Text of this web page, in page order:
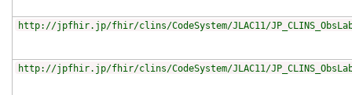
http://jpfhir.jp/fhir/clins/CodeSystem/JLAC11/
http://jpfhir.jp/fhir/clins/CodeSystem/JLAC11/